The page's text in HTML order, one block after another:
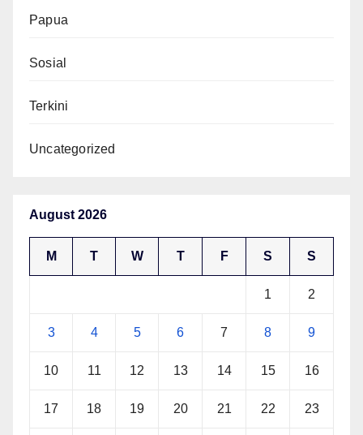
Papua
Sosial
Terkini
Uncategorized
August 2026
M T W T F S S
1 2
3 4 5 6 7 8 9
10 11 12 13 14 15 16
17 18 19 20 21 22 23